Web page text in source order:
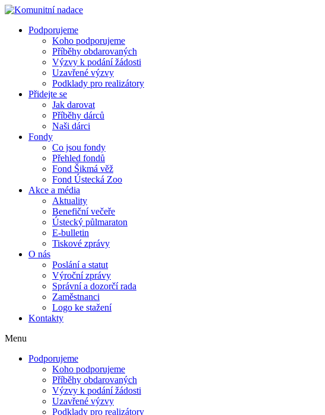
Podporujeme
Koho podporujeme
Příběhy obdarovaných
Výzvy k podání žádosti
Uzavřené výzvy
Podklady pro realizátory
Přidejte se
Jak darovat
Příběhy dárců
Naši dárci
Fondy
Co jsou fondy
Přehled fondů
Fond Šikmá věž
Fond Ústecká Zoo
Akce a média
Aktuality
Benefiční večeře
Ústecký půlmaraton
E-bulletin
Tiskové zprávy
O nás
Poslání a statut
Výroční zprávy
Správní a dozorčí rada
Zaměstnanci
Logo ke stažení
Kontakty
Menu
Podporujeme
Koho podporujeme
Příběhy obdarovaných
Výzvy k podání žádosti
Uzavřené výzvy
Podklady pro realizátory